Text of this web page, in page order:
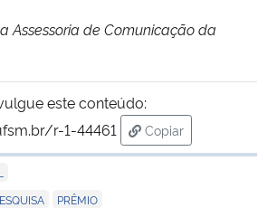
Assessoria de Comunicação da
este conteúdo:
r-1-44461
Copiar
para área de
PRÊMIO